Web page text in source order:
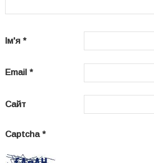
Ім'я *
Email *
Сайт
Captcha *